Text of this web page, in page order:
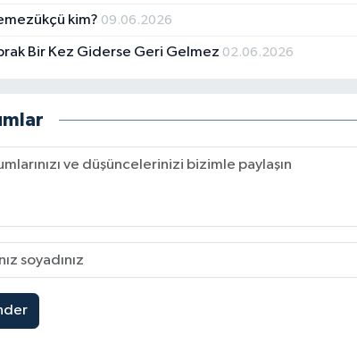
kim? 09.06.2026
Bir Kez Giderse Geri Gelmez 02.06.2026